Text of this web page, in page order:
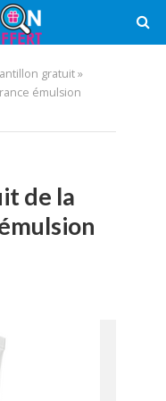
gratuit»
émulsion
de la